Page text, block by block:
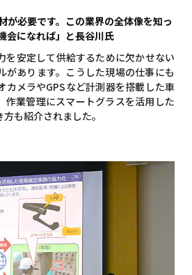
が必要です。この業界の全体像を知っ
会になれば」と長谷川氏
を安定して供給するために欠かせない
があります。こうした現場の仕事にも
カメラやGPSなど計測器を搭載した車
作業管理にスマートグラスを活用した
も紹介されました。